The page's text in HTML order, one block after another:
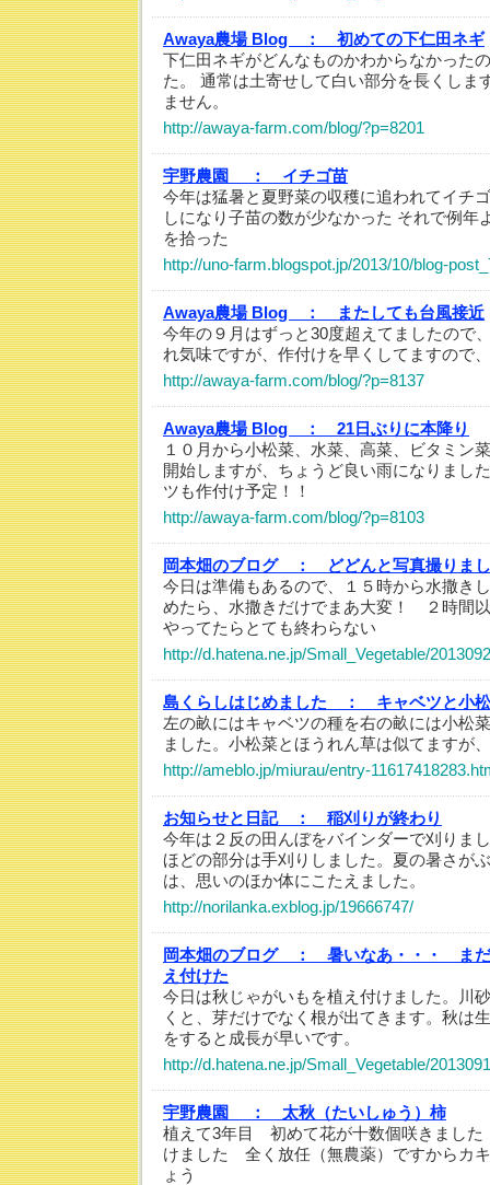
Awaya農場 Blog ：
初めての下仁田ネギ
下仁田ネギがどんなものかわからなかった
た。 通常は土寄せして白い部分を長くしま
ません。
http://awaya-farm.com/blog/?p=8201
宇野農園 ：
イチゴ苗
今年は猛暑と夏野菜の収穫に追われてイチ
しになり子苗の数が少なかった それで例年
を拾った
http://uno-farm.blogspot.jp/2013/10/blog-
Awaya農場 Blog ：
またしても台風接近
今年の９月はずっと30度超えてましたので
れ気味ですが、作付けを早くしてますので
http://awaya-farm.com/blog/?p=8137
Awaya農場 Blog ：
21日ぶりに本降り
１０月から小松菜、水菜、高菜、ビタミン
開始しますが、ちょうど良い雨になりまし
ツも作付け予定！！
http://awaya-farm.com/blog/?p=8103
岡本畑のブログ ：
どどんと写真撮りま
今日は準備もあるので、１５時から水撒き
めたら、水撒きだけでまあ大変！ ２時間
やってたらとても終わらない
http://d.hatena.ne.jp/Small_Vegetable/
島くらしはじめました ：
キャベツと小
左の畝にはキャベツの種を右の畝には小松
ました。小松菜とほうれん草は似てますが
http://ameblo.jp/miurau/entry-
お知らせと日記 ：
稲刈りが終わり
今年は２反の田んぼをバインダーで刈りま
ほどの部分は手刈りしました。夏の暑さが
は、思いのほか体にこたえました。
http://norilanka.exblog.jp/19666747/
岡本畑のブログ ：
暑いなあ・・・ ま
え付けた
今日は秋じゃがいもを植え付けました。川
くと、芽だけでなく根が出てきます。秋は
をすると成長が早いです。
http://d.hatena.ne.jp/Small_Vegetable/
宇野農園 ：
太秋（たいしゅう）柿
植えて3年目 初めて花が十数個咲きまし
けました 全く放任（無農薬）ですからカ
ょう